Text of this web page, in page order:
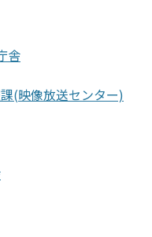
舎
(映像放送センター)